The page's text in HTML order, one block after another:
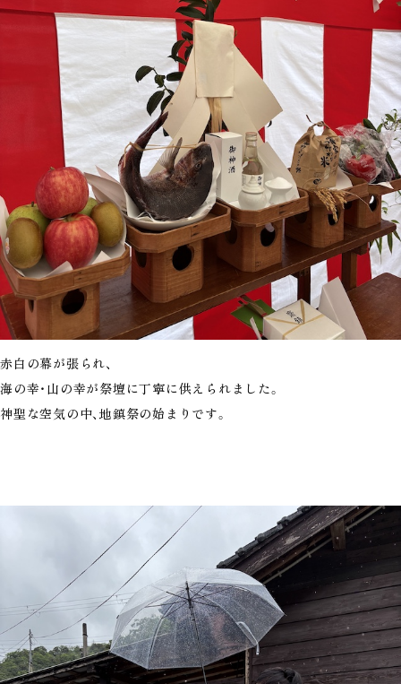
赤白の幕が張られ、
海の幸・山の幸が祭壇に丁寧に供えられました。
神聖な空気の中、地鎮祭の始まりです。